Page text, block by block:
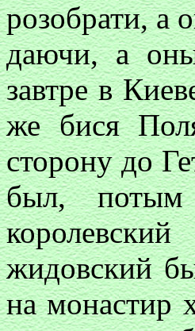
розобрати, а
даючи, а
завтре в
же бися
сторону до
был,
жидовский
на монастир